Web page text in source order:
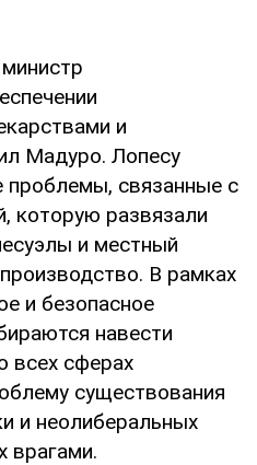
и
Мадуро. Лопесу
проблемы, связанные с
которую развязали
и местный
В рамках
и безопасное
навести
всех сферах
существования
и неолиберальных
врагами.